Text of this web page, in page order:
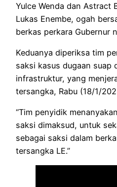
Yulce Wenda dan Astract
Lukas Enembe, ogah
berkas perkara Gubernur
Keduanya diperiksa tim
saksi kasus dugaan suap
infrastruktur, yang
tersangka, Rabu (18/1/
“Tim penyidik
saksi dimaksud, untuk
sebagai saksi dalam
tersangka LE.”